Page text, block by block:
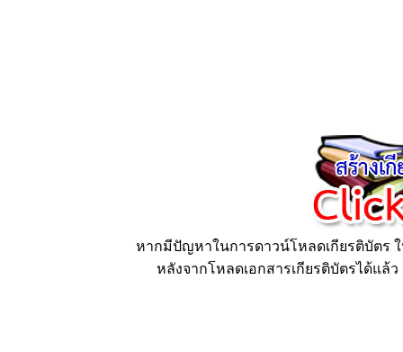
หากมีปัญหาในการดาวน์โหลดเกียรติบัตร
หลังจากโหลดเอกสารเกียรติบัตรได้แล้